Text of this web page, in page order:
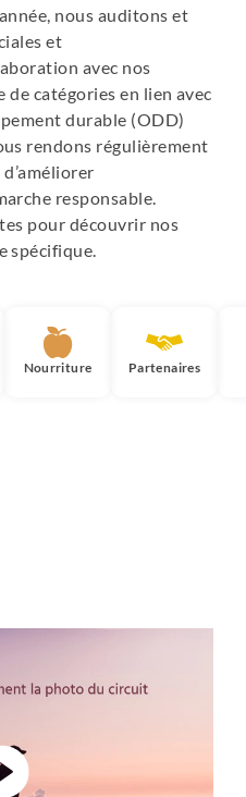
nous auditons et
et
avec nos
catégories en lien avec
durable (ODD)
rendons régulièrement
responsable.
pour découvrir nos
spécifique.
Nourriture Partenaires